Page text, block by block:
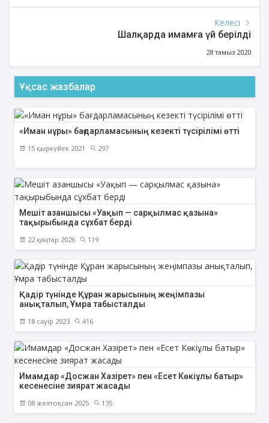
Келесі
Шалқарда имамға үй берілді
28 тамыз 2020
Ұқсас жазбалар
«Иман нұры» бағдарламасының кезекті түсірілімі өтті
15 қыркүйек 2021 297
Мешіт азаншысы «Уақып — сарқылмас қазына»
тақырыбында сұхбат берді
22 қаңтар 2026 119
Қадір түнінде Құран жарысының жеңімпазы
анықталып, Ұмра табысталды
18 сәуір 2023 416
Имамдар «Досжан Хазірет» пен «Есет Көкіұлы батыр»
кесенесіне зиярат жасады
08 желтоқсан 2025 135